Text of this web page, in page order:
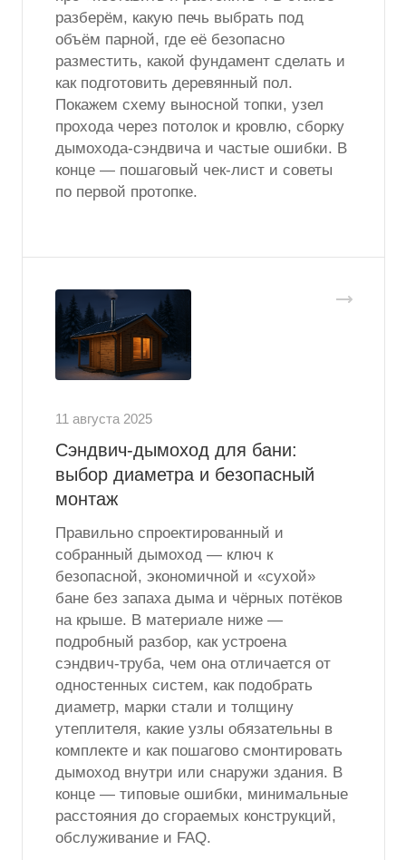
разберём, какую печь выбрать под
объём парной, где её безопасно
разместить, какой фундамент сделать и
как подготовить деревянный пол.
Покажем схему выносной топки, узел
прохода через потолок и кровлю, сборку
дымохода-сэндвича и частые ошибки. В
конце — пошаговый чек-лист и советы
по первой протопке.
11 августа 2025
Сэндвич-дымоход для бани:
выбор диаметра и безопасный
монтаж
Правильно спроектированный и
собранный дымоход — ключ к
безопасной, экономичной и «сухой»
бане без запаха дыма и чёрных потёков
на крыше. В материале ниже —
подробный разбор, как устроена
сэндвич-труба, чем она отличается от
одностенных систем, как подобрать
диаметр, марки стали и толщину
утеплителя, какие узлы обязательны в
комплекте и как пошагово смонтировать
дымоход внутри или снаружи здания. В
конце — типовые ошибки, минимальные
расстояния до сгораемых конструкций,
обслуживание и FAQ.